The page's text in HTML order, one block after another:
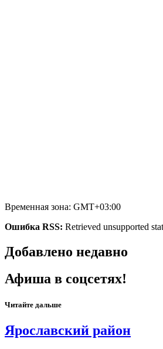
Временная зона: GMT+03:00
Ошибка RSS: Retrieved unsupported
Добавлено недавно
Афиша в соцсетях!
Читайте дальше
Ярославский район